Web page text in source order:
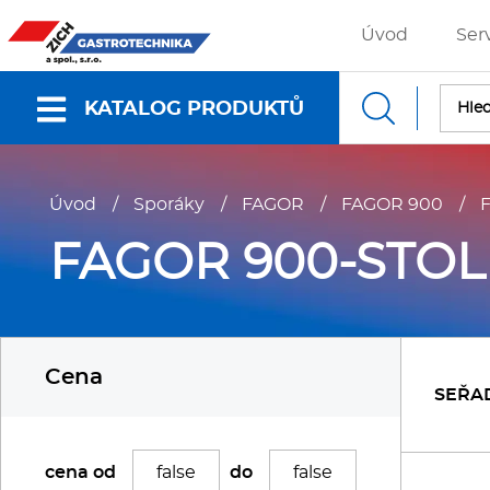
Úvod
KATALOG PRODUKTŮ
Nabídky a katalogy
Gastronádoby
Úvod / Sporáky / FAGOR / FAGOR 900 /
FAGOR 900-
Cena
cena od do